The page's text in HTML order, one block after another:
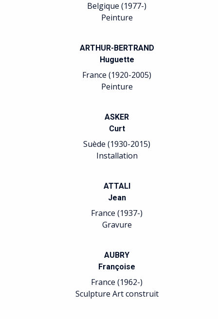
Belgique (1977-)
Peinture
ARTHUR-BERTRAND
Huguette
France (1920-2005)
Peinture
ASKER
Curt
Suède (1930-2015)
Installation
ATTALI
Jean
France (1937-)
Gravure
AUBRY
Françoise
France (1962-)
Sculpture Art construit